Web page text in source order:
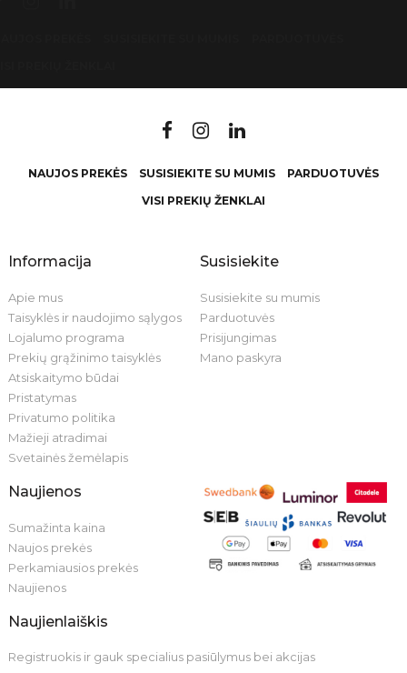
NAUJOS PREKĖS SUSISIEKITE SU MUMIS PARDUOTUVĖS
VISI PREKIŲ ŽENKLAI
Informacija
Apie mus
Taisyklės ir naudojimo sąlygos
Lojalumo programa
Prekių grąžinimo taisyklės
Atsiskaitymo būdai
Pristatymas
Privatumo politika
Mažieji atradimai
Svetainės žemėlapis
Susisiekite
Susisiekite su mumis
Parduotuvės
Prisijungimas
Mano paskyra
Naujienos
Sumažinta kaina
Naujos prekės
Perkamiausios prekės
Naujienos
Naujienlaiškis
Registruokis ir gauk specialius pasiūlymus bei akcijas